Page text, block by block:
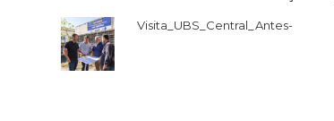
Visita_UBS_Central_Antes-